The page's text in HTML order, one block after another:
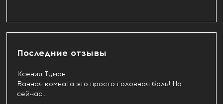
Последние отзывы
Ксения Туман
Ванная комната это просто головная боль! Но
сейчас...